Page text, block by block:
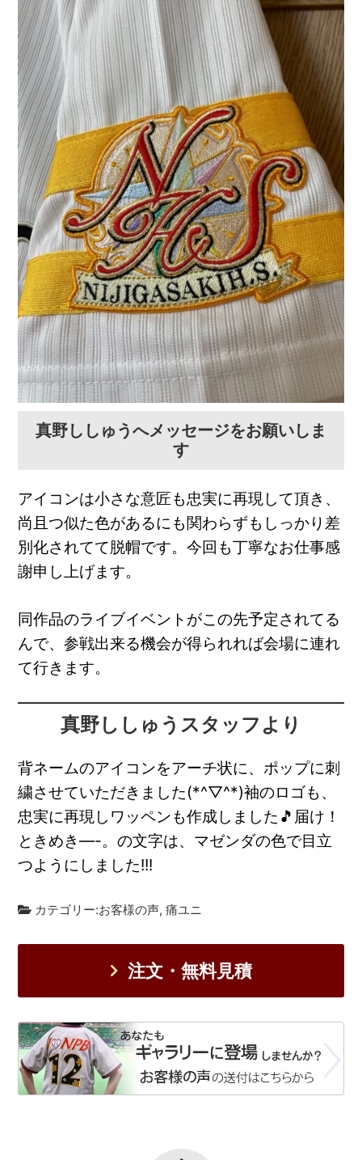
真野ししゅうへメッセージをお願いしま
す
アイコンは小さな意匠も忠実に再現して頂き、
尚且つ似た色があるにも関わらずもしっかり差
別化されてて脱帽です。今回も丁寧なお仕事感
謝申し上げます。
同作品のライブイベントがこの先予定されてる
んで、参戦出来る機会が得られれば会場に連れ
て行きます。
真野ししゅうスタッフより
背ネームのアイコンをアーチ状に、ポップに刺
繍させていただきました(*^▽^*)袖のロゴも、
忠実に再現しワッペンも作成しました🎵届け！
ときめき—-。の文字は、マゼンダの色で目立
つようにしました!!!
カテゴリー:お客様の声,痛ユニ
注文・無料見積